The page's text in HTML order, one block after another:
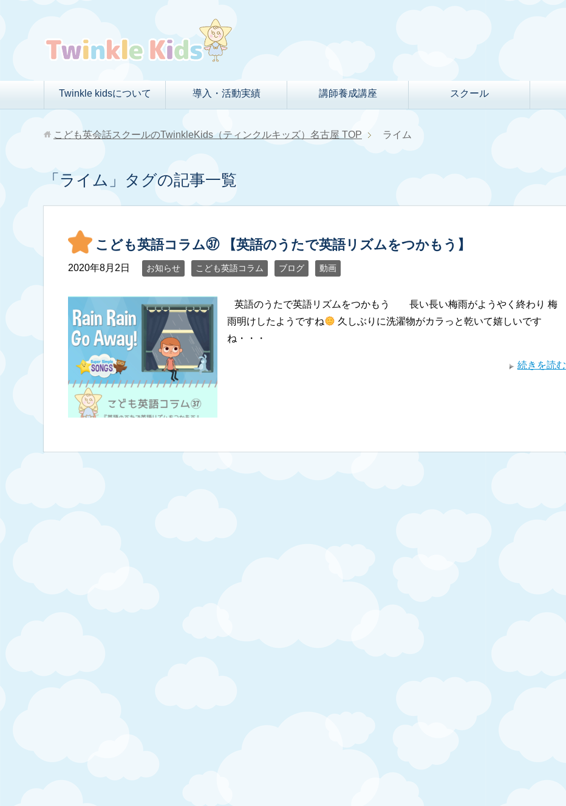
Twinkle kidsについて 導入・活動実績 講師養成講座 スクール
こども英会話スクールのTwinkleKids（ティンクルキッズ）名古屋 TOP ライム
「ライム」タグの記事一覧
こども英語コラム㊲ 【英語のうたで英語リズムをつかもう】
2020年8月2日 お知らせ こども英語コラム ブログ 動画
英語のうたで英語リズムをつかもう 長い長い梅雨がようやく終わり 梅
雨明けしたようですね
久しぶりに洗濯物がカラっと乾いて嬉しいです
ね・・・
続きを読む